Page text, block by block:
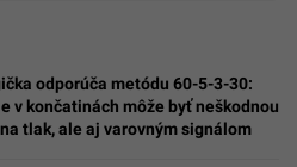
odporúča metódu 60-5-3-30:
v končatinách môže byť neškodnou
tlak, ale aj varovným signálom